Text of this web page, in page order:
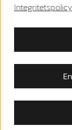
WEEE-registrering
Riktlinjer för cookies
EU Data Act
Leveransland:
Integritetspolicy